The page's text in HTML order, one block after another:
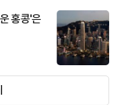
홍콩'은